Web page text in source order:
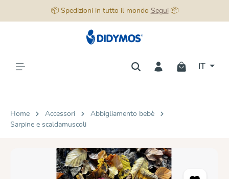
📦 Spedizioni in tutto il mondo Segui📦
Home Accessori
Abbigliamento bebè
Sarpine e scaldamuscoli
Salta la galleria di immagini